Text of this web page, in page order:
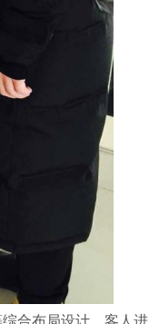
合布局设计，客人进